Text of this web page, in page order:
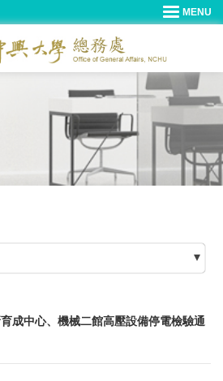
成中心、機械二館高壓設備停電檢驗通